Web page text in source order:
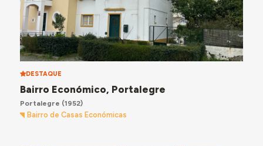
DESTAQUE
Bairro Económico, Portalegre
Portalegre (1952)
Bairro de Casas Económicas